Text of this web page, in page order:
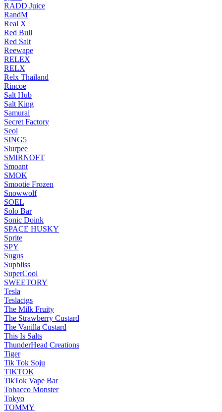
RADD Juice
RandM
Real X
Red Bull
Red Salt
Reewape
RELEX
RELX
Relx Thailand
Rincoe
Salt Hub
Salt King
Samurai
Secret Factory
Seol
SING5
Slurpee
SMIRNOFT
Smoant
SMOK
Smootie Frozen
Snowwolf
SOEL
Solo Bar
Sonic Doink
SPACE HUSKY
Sprite
SPY
Sugus
Supbliss
SuperCool
SWEETORY
Tesla
Teslacigs
The Milk Fruity
The Strawberry Custard
The Vanilla Custard
This Is Salts
ThunderHead Creations
Tiger
Tik Tok Soju
TIKTOK
TikTok Vape Bar
Tobacco Monster
Tokyo
TOMMY